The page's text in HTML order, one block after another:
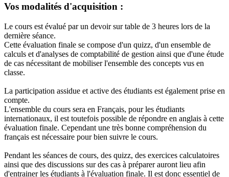
Vos modalités d'acquisition :
Le cours est évalué par un devoir sur table de 3 heures lors de la
dernière séance.
Cette évaluation finale se compose d'un quizz, d'un ensemble de
calculs et d'analyses de comptabilité de gestion ainsi que d'une étude
de cas nécessitant de mobiliser l'ensemble des concepts vus en
classe.
La participation assidue et active des étudiants est également prise en
compte.
L'ensemble du cours sera en Français, pour les étudiants
internationaux, il est toutefois possible de répondre en anglais à cette
évaluation finale. Cependant une très bonne compréhension du
français est nécessaire pour bien suivre le cours.
Pendant les séances de cours, des quizz, des exercices calculatoires
ainsi que des discussions sur des cas à préparer auront lieu afin
d'entrainer les étudiants à l'évaluation finale. Il est donc essentiel de